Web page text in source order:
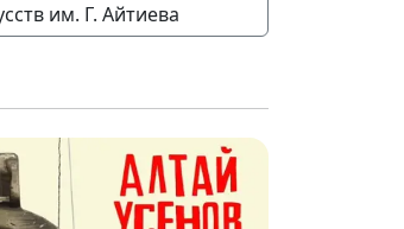
им. Г. Айтиева